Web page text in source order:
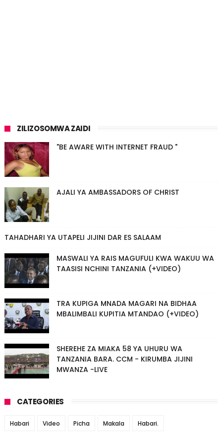
ZILIZOSOMWA ZAIDI
"BE AWARE WITH INTERNET FRAUD "
AJALI YA AMBASSADORS OF CHRIST
TAHADHARI YA UTAPELI JIJINI DAR ES SALAAM
MASWALI YA RAIS MAGUFULI KWA WAKUU WA
TAASISI NCHINI TANZANIA (+VIDEO)
TRA KUPIGA MNADA MAGARI NA BIDHAA
MBALIMBALI KUPITIA MTANDAO (+VIDEO)
SHEREHE ZA MIAKA 58 YA UHURU WA
TANZANIA BARA. CCM - KIRUMBA JIJINI
MWANZA -LIVE
CATEGORIES
Habari Video Picha Makala Habari.